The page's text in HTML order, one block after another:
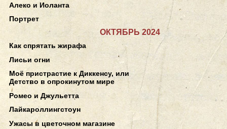
Алеко и Иоланта
Портрет
ОКТЯБРЬ 2024
Как спрятать жирафа
Лисьи огни
Моё пристрастие к Диккенсу, или
Детство в опрокинутом мире
Ромео и Джульетта
Лайкароллингстоун
Ужасы в цветочном магазине